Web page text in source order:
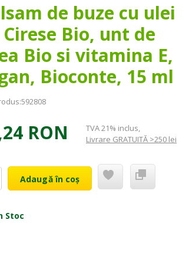
de buze cu ulei
Bio, unt de
Bio si vitamina E,
Bioconte, 15 ml
592808
RON TVA 21% inclus,
Livrare GRATUITĂ >250 lei
Adaugă în coș
Stoc